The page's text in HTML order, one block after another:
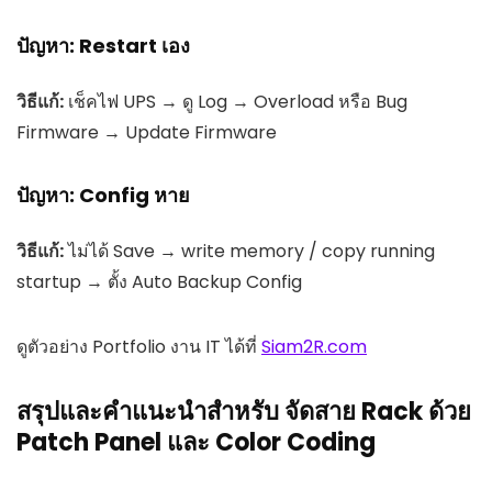
ปัญหา: Restart เอง
วิธีแก้: เช็คไฟ UPS → ดู Log → Overload หรือ Bug
Firmware → Update Firmware
ปัญหา: Config หาย
วิธีแก้:ไม่ได้ Save → write memory / copy running
startup → ตั้ง Auto Backup Config
ดูตัวอย่าง Portfolio งาน IT ได้ที่ Siam2R.com
สรุปและคำแนะนำสำหรับ จัดสาย Rack ด้วย
Patch Panel และ Color Coding